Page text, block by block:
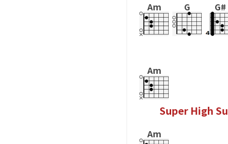
Am G G#
Am
Super High Su
Am